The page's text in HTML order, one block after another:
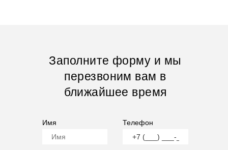
Заполните форму и мы
перезвоним вам в
ближайшее время
Имя Телефон